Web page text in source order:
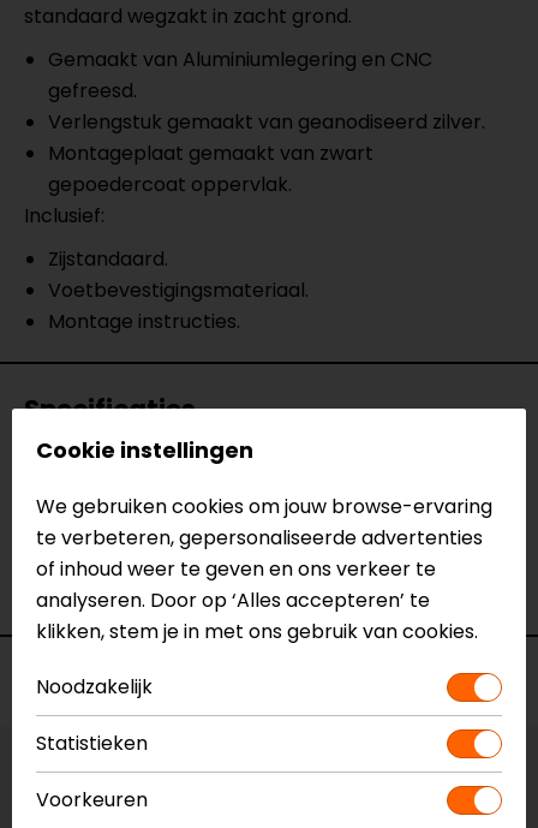
standaard wegzakt in zacht grond.
Gemaakt van Aluminiumlegering en CNC
gefreesd.
Verlengstuk gemaakt van geanodiseerd zilver.
Montageplaat gemaakt van zwart
gepoedercoat oppervlak.
Inclusief:
Zijstandaard.
Voetbevestigingsmateriaal.
Montage instructies.
Specificaties
Zijstandaard voet, Suzuki DL 650 ('04-
'11).
Model
STS.05.102.10001/S
Merk
SW-Motech
Kleur
N.v.t.
Voorraad
Vestiging Apeldoorn
Niet op voorraad
Cookie instellingen
We gebruiken cookies om jouw browse-ervaring
te verbeteren, gepersonaliseerde advertenties
of inhoud weer te geven en ons verkeer te
analyseren. Door op ‘Alles accepteren’ te
klikken, stem je in met ons gebruik van cookies.
Noodzakelijk
Statistieken
Voorkeuren